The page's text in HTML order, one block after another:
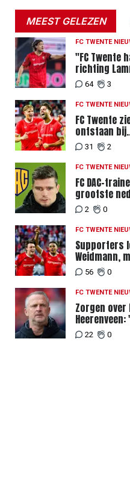
MEEST GELEZEN
FC TWENTE
"FC Twente
richting
discussie
derde spits
64 3
FC TWENTE
FC Twente
ontstaan bij
Heerenveen
31 2
FC TWENTE
FC DAC-
grootste
naar
2 0
FC TWENTE
Supporters
Weidmann,
Weghorst na
DAC
56 0
FC TWENTE
Zorgen over
gevoel
22 0